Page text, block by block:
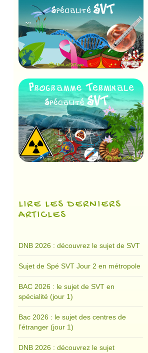
LIRE LES DERNIERS
ARTICLES
DNB 2026 : découvrez le sujet de SVT
Sujet de Spé SVT Jour 2 en métropole
BAC 2026 : le sujet de SVT en
spécialité (jour 1)
Bac 2026 : le sujet des centres de
l’étranger (jour 1)
DNB 2026 : découvrez le sujet